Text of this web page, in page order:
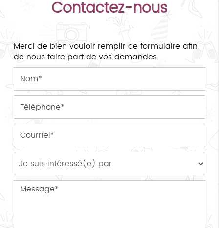
Contactez-nous
Merci de bien vouloir remplir ce formulaire afin
de nous faire part de vos demandes.